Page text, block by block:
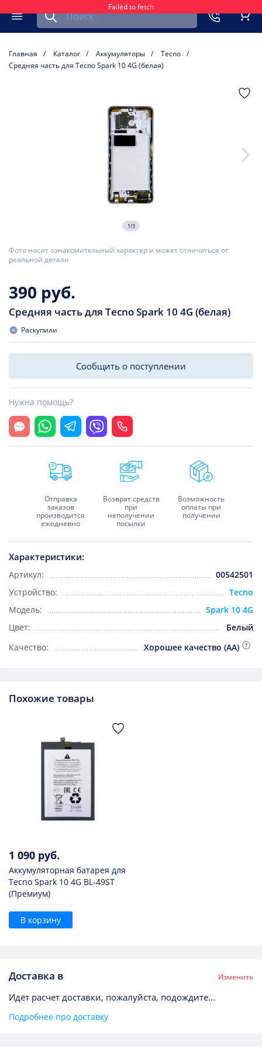
Failed to fetch
Меню
Найти запчасть для мобильного устройства
Главная Каталог Аккумуляторы
Tecno
Средняя часть для Tecno Spark 10 4G (белая)
1/3
Фото носит ознакомительный характер и может отличаться от
реальной детали
Характеристики:
Артикул:
00542501
Устройство:
Tecno
Модель:
Spark 10 4G
Цвет:
Белый
Качество:
Хорошее качество (AA)
390 руб.
Средняя часть для Tecno Spark 10 4G (белая)
Раскупили
Сообщить о поступлении
Нужна помощь?
Открыть чат
WhatsappTelegramViber Позвонить
Похожие товары
1 090 руб.
Аккумуляторная батарея для
Tecno Spark 10 4G BL-49ST
(Премиум)
В корзину
Доставка в Изменить
Идёт расчет доставки, пожалуйста, подождите...
Подробнее про доставку
Отправка
заказов
производится
ежедневно
Возврат средств
при
неполучении
посылки
Возможность
оплаты при
получении